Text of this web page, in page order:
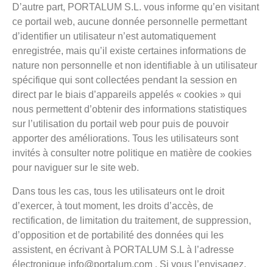
D’autre part, PORTALUM S.L. vous informe qu’en visitant
ce portail web, aucune donnée personnelle permettant
d’identifier un utilisateur n’est automatiquement
enregistrée, mais qu’il existe certaines informations de
nature non personnelle et non identifiable à un utilisateur
spécifique qui sont collectées pendant la session en
direct par le biais d’appareils appelés « cookies » qui
nous permettent d’obtenir des informations statistiques
sur l’utilisation du portail web pour puis de pouvoir
apporter des améliorations. Tous les utilisateurs sont
invités à consulter notre politique en matière de cookies
pour naviguer sur le site web.
Dans tous les cas, tous les utilisateurs ont le droit
d’exercer, à tout moment, les droits d’accès, de
rectification, de limitation du traitement, de suppression,
d’opposition et de portabilité des données qui les
assistent, en écrivant à PORTALUM S.L à l’adresse
électronique info@portalum.com . Si vous l’envisagez,